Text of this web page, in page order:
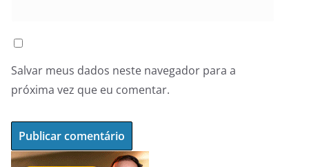
Salvar meus dados neste navegador para a
próxima vez que eu comentar.